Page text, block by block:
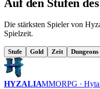
Auf den Stufen
Die stärksten Spieler von
Spielzeit.
Stufe Gold Zeit Dungeons
HYZALIAMMORPG ·